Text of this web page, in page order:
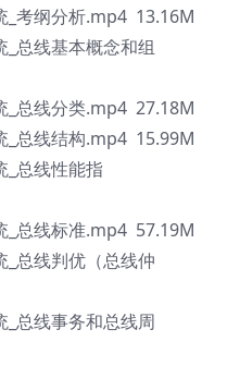
纲分析.mp4 13.16M
线基本概念和组
线分类.mp4 27.18M
线结构.mp4 15.99M
总线性能指
线标准.mp4 57.19M
线判优（总线仲
线事务和总线周